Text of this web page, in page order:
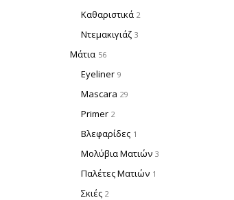
Καθαριστικά 2
Ντεμακιγιάζ 3
Μάτια 56
Eyeliner 9
Mascara 29
Primer 2
Βλεφαρίδες 1
Μολύβια Ματιών 3
Παλέτες Ματιών 1
Σκιές 2